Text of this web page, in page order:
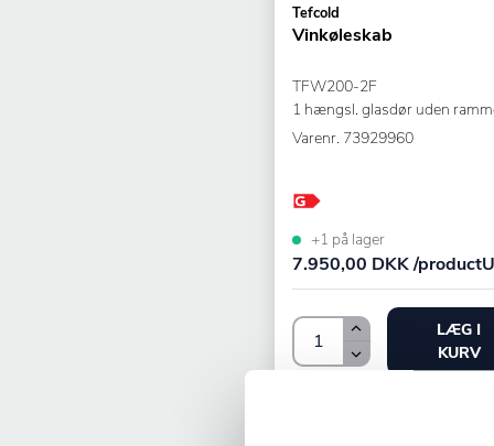
Tefcold
Vinkøleskab
TFW200-2F
1 hængsl. glasdør uden
Varenr. 73929960
+1 på lager
7.950,00 DKK /
LÆG I
KURV